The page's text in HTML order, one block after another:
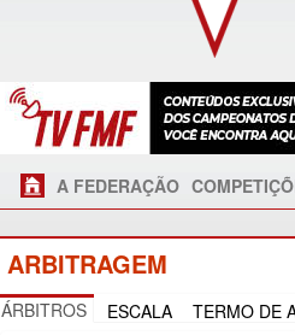
A FEDERAÇÃO
ARBITRAGEM
ÁRBITROS ESCALA TERMO DE